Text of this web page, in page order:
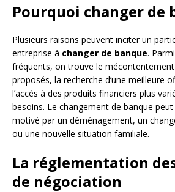
Pourquoi changer de
Plusieurs raisons peuvent inciter un
entreprise à changer de banque.
fréquents, on trouve le mécontentement
proposés, la recherche d’une meilleure
l’accès à des produits financiers plus
besoins. Le changement de banque
motivé par un déménagement, un
ou une nouvelle situation familiale.
La réglementation
de négociation